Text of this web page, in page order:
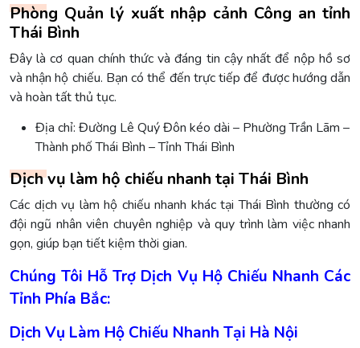
Phòng Quản lý xuất nhập cảnh Công an tỉnh
Thái Bình
Đây là cơ quan chính thức và đáng tin cậy nhất để nộp hồ sơ
và nhận hộ chiếu. Bạn có thể đến trực tiếp để được hướng dẫn
và hoàn tất thủ tục.
Địa chỉ: Đường Lê Quý Đôn kéo dài – Phường Trần Lãm –
Thành phố Thái Bình – Tỉnh Thái Bình
Dịch vụ làm hộ chiếu nhanh tại Thái Bình
Các dịch vụ làm hộ chiếu nhanh khác tại Thái Bình thường có
đội ngũ nhân viên chuyên nghiệp và quy trình làm việc nhanh
gọn, giúp bạn tiết kiệm thời gian.
Chúng Tôi Hỗ Trợ Dịch Vụ Hộ Chiếu Nhanh Các
Tỉnh Phía Bắc:
Dịch Vụ Làm Hộ Chiếu Nhanh Tại Hà Nội